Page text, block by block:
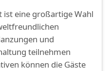
ist eine großartige Wahl
und
teilnehmen
können die Gäste